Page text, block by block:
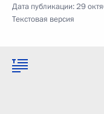
Дата публикации:29
Текстовая версия